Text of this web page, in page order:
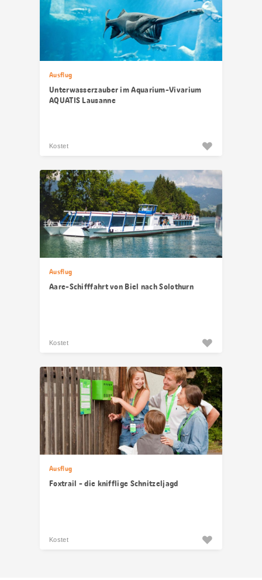
Ausflug
Unterwasserzauber im Aquarium-Vivarium
AQUATIS Lausanne
Kostet
Ausflug
Aare-Schifffahrt von Biel nach Solothurn
Kostet
Ausflug
Foxtrail - die knifflige Schnitzeljagd
Kostet